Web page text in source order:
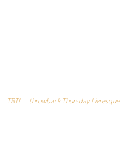
TBTL throwback Thursday Livresque